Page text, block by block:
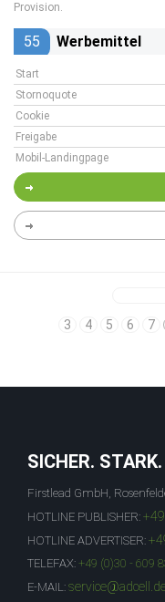
Provision.
55 Werbemittel
Start
Stornoquote
Cookie
Freigabe
Mobil-Landingpage
3
4 5 6 7
SICHER.
Firstlead GmbH,
HOTLINE PUBLISHER:
HOTLINE ADVERTISER:
TELEFAX: +49 (0)30 - 609
E-MAIL: